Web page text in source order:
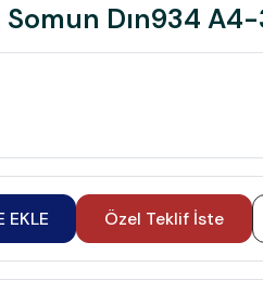
Dın934 A4-
EKLE Özel Teklif İste